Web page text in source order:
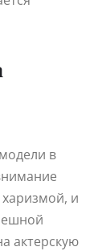
в
и
актерскую